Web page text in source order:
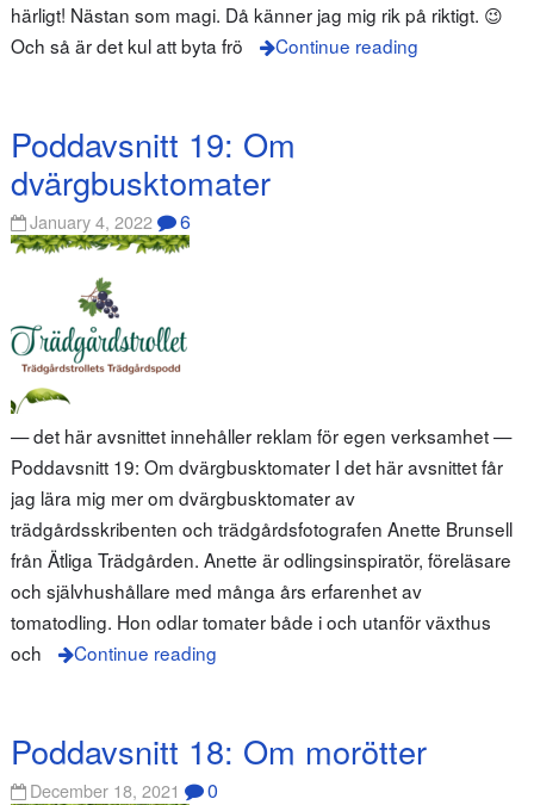
härligt! Nästan som magi. Då känner jag mig rik på riktigt. 😉
Och så är det kul att byta frö
Continue reading
Poddavsnitt 19: Om
dvärgbusktomater
January 4, 2022 6
— det här avsnittet innehåller reklam för egen verksamhet —
Poddavsnitt 19: Om dvärgbusktomater I det här avsnittet får
jag lära mig mer om dvärgbusktomater av
trädgårdsskribenten och trädgårdsfotografen Anette Brunsell
från Ätliga Trädgården. Anette är odlingsinspiratör, föreläsare
och självhushållare med många års erfarenhet av
tomatodling. Hon odlar tomater både i och utanför växthus
och
Continue reading
Poddavsnitt 18: Om morötter
December 18, 2021 0